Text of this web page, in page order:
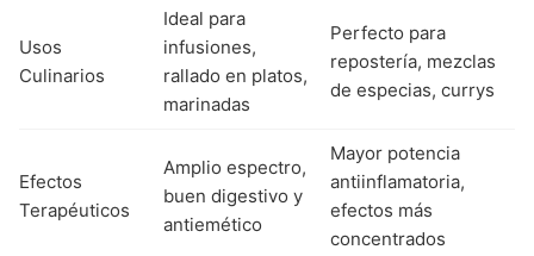
Usos
Culinarios
Ideal para
infusiones,
rallado en platos,
marinadas
Perfecto para
repostería, mezclas
de especias, currys
Efectos
Terapéuticos
Amplio espectro,
buen digestivo y
antiemético
Mayor potencia
antiinflamatoria,
efectos más
concentrados